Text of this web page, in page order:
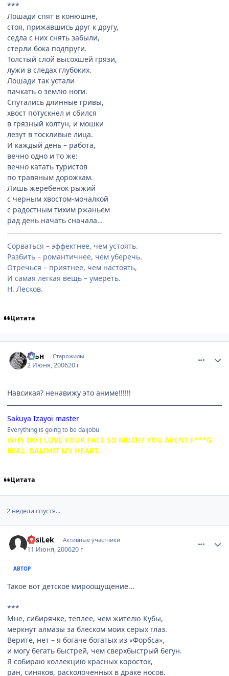
***
Лошади спят в конюшне,
стоя, прижавшись друг к другу,
седла с них снять забыли,
стерли бока подпруги.
Толстый слой высохшей грязи,
лужи в следах глубоких.
Лошади так устали
пачкать о землю ноги.
Спутались длинные гривы,
хвост потускнел и сбился
в грязный колтун, и мошки
лезут в тоскливые лица.
И каждый день – работа,
вечно одно и то же:
вечно катать туристов
по травяным дорожкам.
Лишь жеребенок рыжий
с черным хвостом-мочалкой
с радостным тихим ржаньем
рад день начать сначала…
Сорваться – эффектнее, чем устоять.
Разбить – романтичнее, чем уберечь.
Отречься – приятнее, чем настоять,
И самая легкая вещь – умереть.
Н. Лесков.
Цитата
Юьн Старожилы
2 Июня, 200620 г
Навсикая? ненавижу это аниме!!!!!!
Sakuya Izayoi master
Everything is going to be daijobu
WHY DO I LOVE YOUR FACE SO MUCH? YOU ARENT F***G
REAL. DAMMIT MY HEART.
Цитата
2 недели спустя...
VasiLek Активные участники
11 Июня, 200620 г
АВТОР
Такое вот детское мироощущение...
***
Мне, сибирячке, теплее, чем жителю Кубы,
меркнут алмазы за блеском моих серых глаз.
Верите, нет – я богаче богатых из «Форбса»,
и могу бегать быстрей, чем сверхбыстрый бегун.
Я собираю коллекцию красных коросток,
ран, синяков, расколоченных в драке носов.